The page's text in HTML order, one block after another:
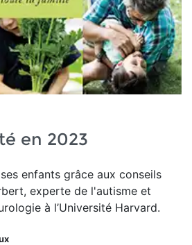
en 2023
enfants grâce aux conseils
experte de l'autisme et
à l’Université Harvard.